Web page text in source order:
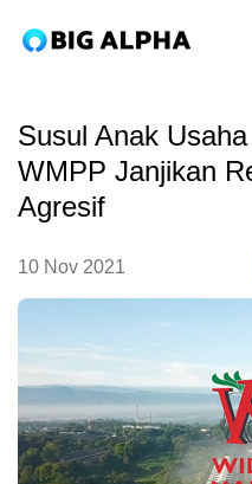
Susul Anak
WMPP Janjikan
Agresif
10 Nov 2021